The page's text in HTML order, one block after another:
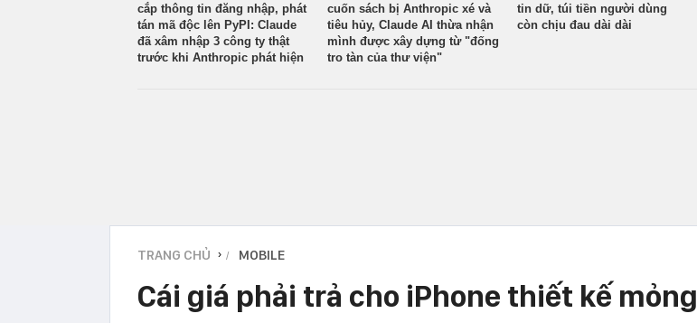
cắp thông tin đăng nhập, phát
tán mã độc lên PyPI: Claude
đã xâm nhập 3 công ty thật
trước khi Anthropic phát hiện
cuốn sách bị Anthropic xé và
tiêu hủy, Claude AI thừa nhận
mình được xây dựng từ "đống
tro tàn của thư viện"
tin dữ, túi tiền người dùng
còn chịu đau dài dài
TRANG CHỦ › MOBILE
Cái giá phải trả cho iPhone thiết kế mỏng